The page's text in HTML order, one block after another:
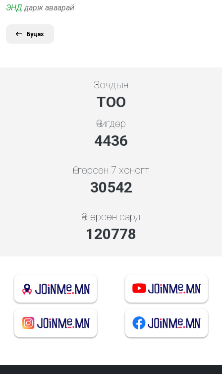
ЭНД дарж аваарай
Буцах
Зочдын
ТОО
Өчигдөр
4948
Өнгөрсөн 7 хоногт
34066
Өнгөрсөн сард
134714